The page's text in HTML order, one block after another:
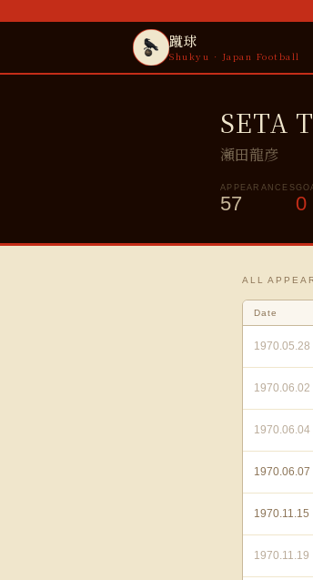
蹴球
Shukyu · Japan Football
SETA
瀬田龍彦
APPEARANCES
57 0
ALL
Date
1970.05.28
1970.06.02
1970.06.04
1970.06.07
1970.11.15
1970.11.19